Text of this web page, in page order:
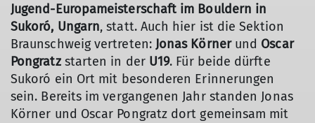
Jugend-Europameisterschaft im Bouldern in
Sukoró, Ungarn, statt. Auch hier ist die Sektion
Braunschweig vertreten: Jonas Körner und Oscar
Pongratz starten in der U19. Für beide dürfte
Sukoró ein Ort mit besonderen Erinnerungen
sein. Bereits im vergangenen Jahr standen Jonas
Körner und Oscar Pongratz dort gemeinsam mit